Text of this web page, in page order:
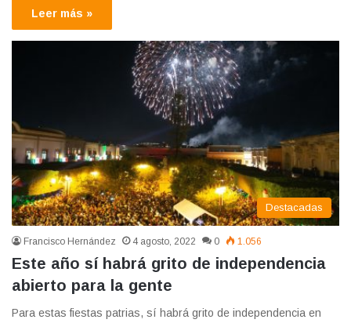
Leer más »
Destacadas
Francisco Hernández 4 agosto, 2022 0 1.056
Este año sí habrá grito de independencia
abierto para la gente
Para estas fiestas patrias, sí habrá grito de independencia en